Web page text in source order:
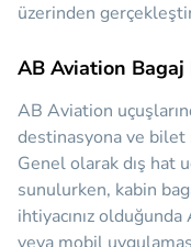
üzerinden
AB Aviation Bagaj
AB Aviation
destinasyona ve bilet
Genel olarak dış hat
sunulurken, kabin
ihtiyacınız